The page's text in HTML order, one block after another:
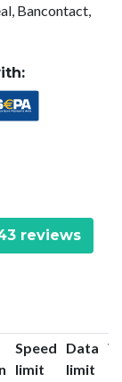
Bancontact,
reviews
Speed
limit
Data
limit